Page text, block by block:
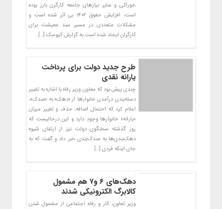
خوراکی و سایر نیازهای جامعه کارگری بارز بوده
است، افزایش حقوق ۱۴۰۲ بی اثر شده است و
مشکلات متعددی در مسیر سبد معیشت برای
کارگران ایجاد شده است.به گزارش کیوسک […]
طرح جدید دولت برای پرداخت
یارانه نقدی
چندی پیش بود که معاون وزیر رفاه با اشاره به تغییر
دسته‌بندی درآمدی خانوارها از «دهک» به «صدک»،
اعلام کرد که احتمال اضافه، حذف و تغییر میزان
«یارانه» خانوارها وجود دارد و این درحالیست که
روز گذشته سخنگوی دولت نیز از ارتقای شیوه
دهک‌بندی‌ها به صدک‌بندی خبر داد و گفت که به
جای اینکه فردی […]
دهک‌های ۶ و۷ هم مشمول
کالابرگ الکترونیکی شدند
وزیر تعاون، کار و رفاه اجتماعی از مشمول شدن